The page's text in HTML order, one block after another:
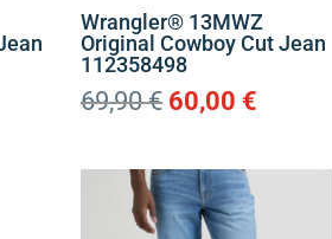
€.
Wrangler® 13MWZ
Original Cowboy Cut Jean
112358498
69,90€ Original
was:
69,90 €.
60,00 €
τιμή
60,00 €.